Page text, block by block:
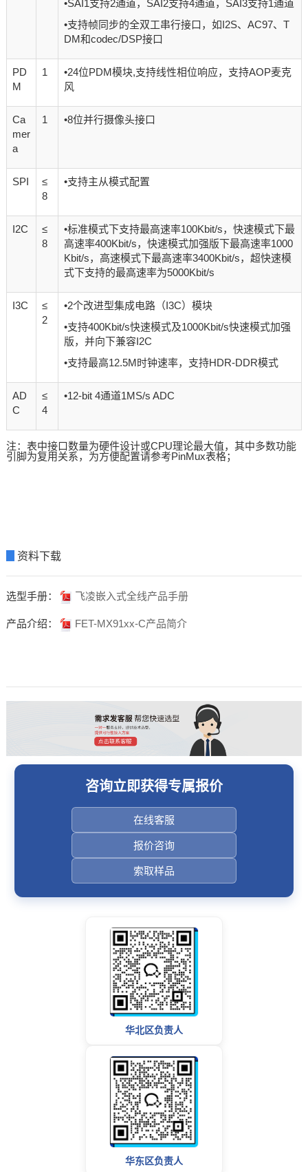
•SAI1支持2通道，SAI2支持4通道，SAI3支持1通道
•支持帧同步的全双工串行接口，如I2S、AC97、T
DM和codec/DSP接口
PD
M
1
•24位PDM模块,支持线性相位响应，支持AOP麦克
风
Ca
mer
a
1 •8位并行摄像头接口
SPI
≤
8
•支持主从模式配置
I2C
≤
8
•标准模式下支持最高速率100Kbit/s，快速模式下最
高速率400Kbit/s，快速模式加强版下最高速率1000
Kbit/s，高速模式下最高速率3400Kbit/s，超快速模
式下支持的最高速率为5000Kbit/s
I3C
≤
2
•2个改进型集成电路（I3C）模块
•支持400Kbit/s快速模式及1000Kbit/s快速模式加强
版，并向下兼容I2C
•支持最高12.5M时钟速率，支持HDR-DDR模式
AD
C
≤
4
•12-bit 4通道1MS/s ADC
注：表中接口数量为硬件设计或CPU理论最大值，其中多数功能
引脚为复用关系，为方便配置请参考PinMux表格；
资料下载
选型手册： 飞凌嵌入式全线产品手册
产品介绍： FET-MX91xx-C产品简介
咨询立即获得专属报价
在线客服
报价咨询
索取样品
华北区负责人
华东区负责人